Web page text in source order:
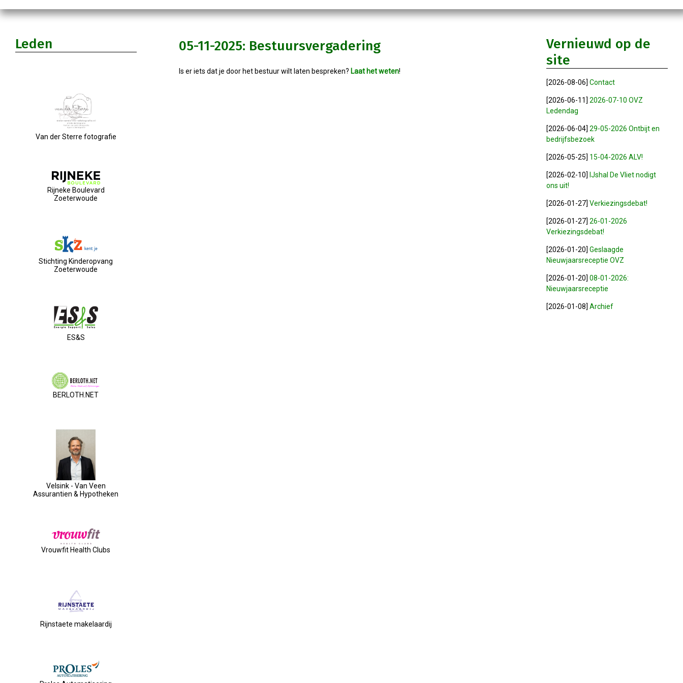
05-11-2025: Bestuursvergadering
Is er iets dat je door het bestuur wilt laten bespreken? Laat het weten!
Vernieuwd op de
site
[2026-08-06]Contact
[2026-06-11]2026-07-10 OVZ
Ledendag
[2026-06-04]29-05-2026 Ontbijt en
bedrijfsbezoek
[2026-05-25] 15-04-2026 ALV!
[2026-02-10] IJshal De Vliet nodigt
ons uit!
[2026-01-27]Verkiezingsdebat!
[2026-01-27]26-01-2026
Verkiezingsdebat!
[2026-01-20]Geslaagde
Nieuwjaarsreceptie OVZ
[2026-01-20]08-01-2026:
Nieuwjaarsreceptie
[2026-01-08]Archief
Leden
Van der Sterre fotografie
Rijneke Boulevard
Zoeterwoude
Stichting Kinderopvang
Zoeterwoude
ES&S
BERLOTH.NET
Velsink - Van Veen
Assurantien & Hypotheken
Vrouwfit Health Clubs
Rijnstaete makelaardij